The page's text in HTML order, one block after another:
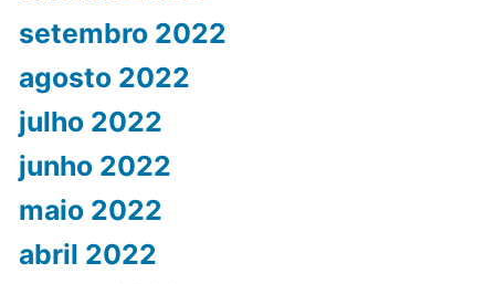
setembro 2022
agosto 2022
julho 2022
junho 2022
maio 2022
abril 2022